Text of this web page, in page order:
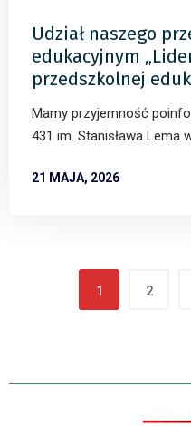
Udział naszego
edukacyjnym
przedszkolnej
Mamy przyjemność
431 im. Stanisława Lema
21 MAJA, 2026
1 2